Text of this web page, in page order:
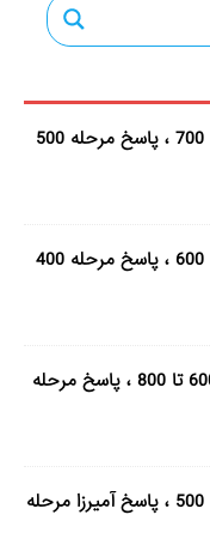
جواب آمیرزا مرحله 500 تا 700 ، پاسخ مرحله 500
جواب آمیرزا مرحله 400 تا 600 ، پاسخ مرحله 400
جواب بازی آمیرزا مرحله 600 تا 800 ، پاسخ مرحله
جواب آمیرزا مرحله 300 تا 500 ، پاسخ آمیرزا مرحله